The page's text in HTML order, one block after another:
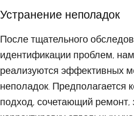
Устранение неполадок
После тщательного
идентификации проблем,
реализуются эффективных
неполадок. Предполагается
подход, сочетающий ремонт,